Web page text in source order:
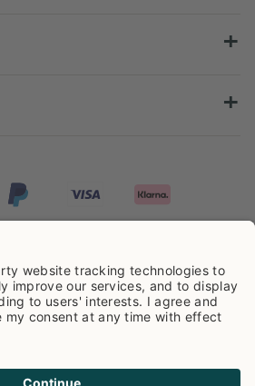
von8.966Rezensionen ausgezeichnet.